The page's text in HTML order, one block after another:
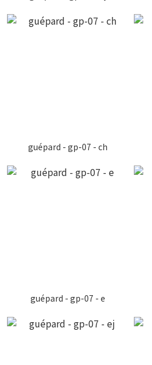
guépard - gp-07 - ch
guépard - gp-07 - e